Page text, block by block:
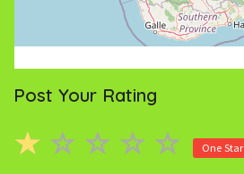
Post Your Rating
One Star